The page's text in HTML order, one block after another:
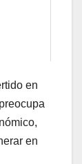
en
en